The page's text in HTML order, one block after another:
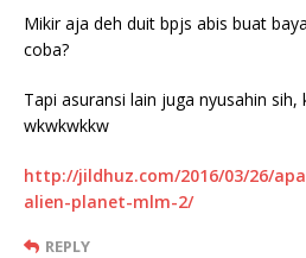
Mikir aja deh duit bpjs abis buat
coba?
Tapi asuransi lain juga nyusahin sih,
wkwkwkkw
http://jildhuz.com/2016/03/26/
alien-planet-mlm-2/
REPLY